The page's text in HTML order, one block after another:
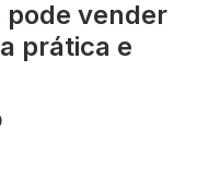
pode vender
prática e